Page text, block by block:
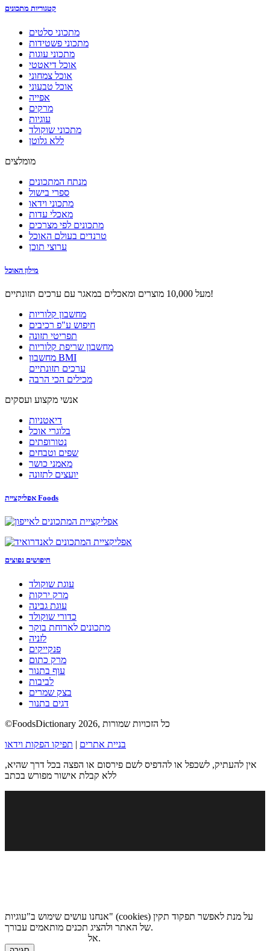
קטגוריות מתכונים
מתכוני סלטים
מתכוני פשטידות
מתכוני עוגות
אוכל דיאטטי
אוכל צמחוני
אוכל טבעוני
אפייה
מרקים
עוגיות
מתכוני שוקולד
ללא גלוטן
מומלצים
מנתח המתכונים
ספרי בישול
מתכוני וידאו
מאכלי עדות
מתכונים לפי מצרכים
טרנדים בעולם האוכל
ערוצי תוכן
מילון האוכל
מעל 10,000 מוצרים ומאכלים במאגר עם ערכים תזונתיים!
מחשבון קלוריות
חיפוש ע"פ רכיבים
תפריטי תזונה
מחשבון שריפת קלוריות
מחשבון BMI
ערכים תזונתיים
מכילים הכי הרבה
אנשי מקצוע ועסקים
דיאטניות
בלוגרי אוכל
נטורופתים
שפים וטבחים
מאמני כושר
יועצים לתזונה
אפליקציית Foods
חיפושים נפוצים
עוגת שוקולד
מרק ירקות
עוגת גבינה
כדורי שוקולד
מתכונים לארוחת בוקר
לזניה
פנקייקים
מרק כתום
עוף בתנור
לביבות
בצק שמרים
דגים בתנור
©FoodsDictionary 2026, כל הזכויות שמורות
בניית אתרים | תפיקו הפקות וידאו
אין להעתיק, לשכפל או להדפיס לשם פירסום או הפצה בכל דרך שהיא,
ללא קבלת אישור מפורש בכתב
אנחנו עושים שימוש ב"עוגיות" (cookies) על מנת לאפשר תפקוד תקין
של האתר ולהציג תכנים מותאמים עבורך.
אל.